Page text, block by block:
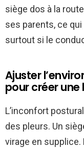
siège dos à la
ses parents, ce
surtout si le
Ajuster
pour créer
L’inconfort
des pleurs. Un
virage en supplice.